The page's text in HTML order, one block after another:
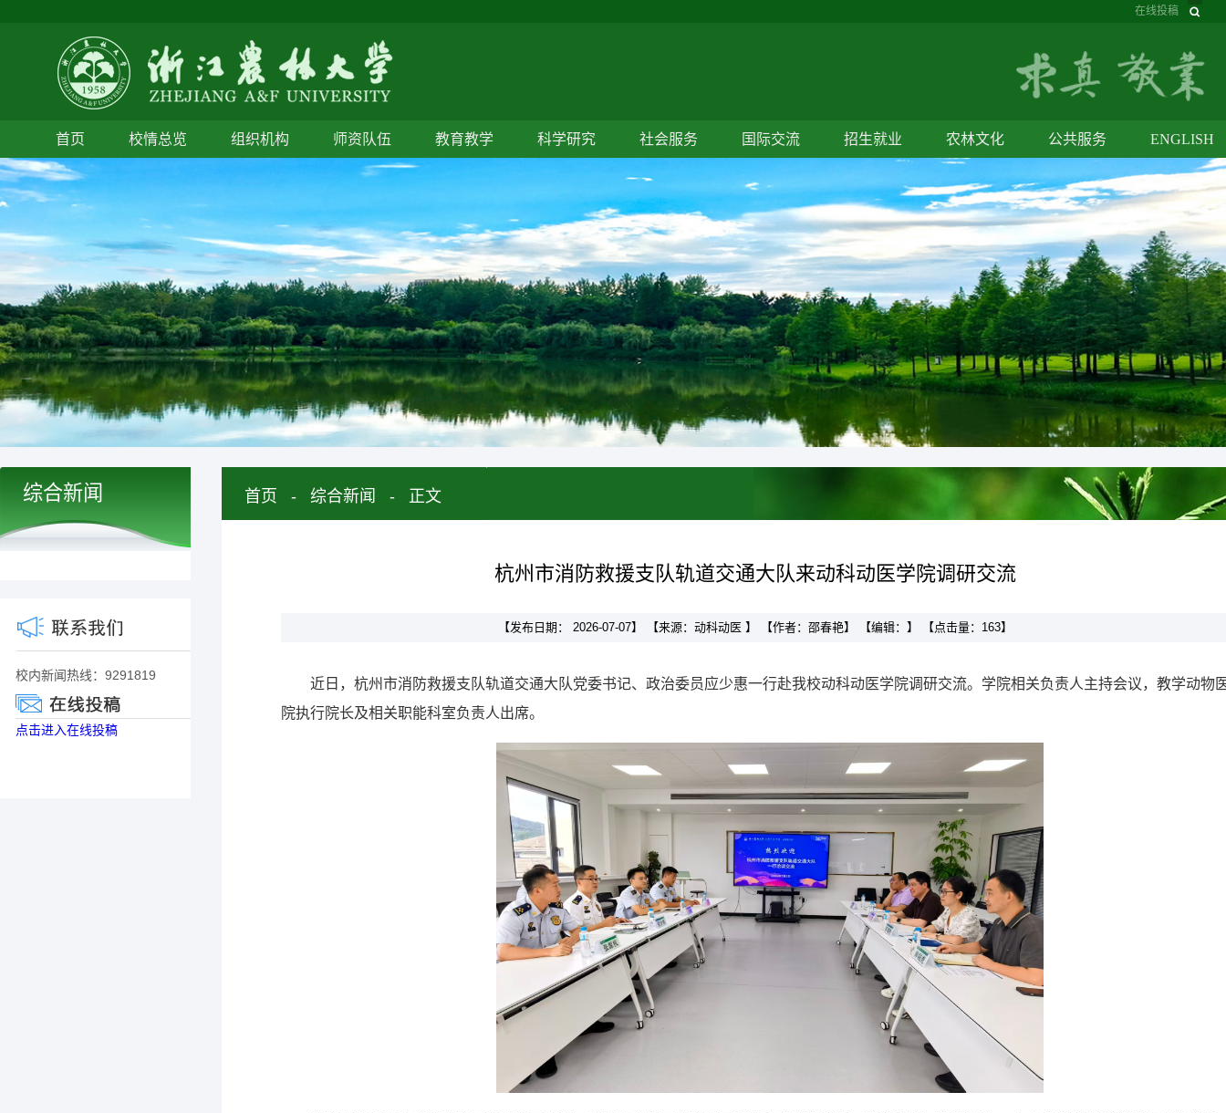
在线投稿
首页 校情总览 组织机构 师资队伍 教育教学 科学研究 社会服务 国际交流 招生就业 农林文化 公共服务 ENGLISH
综合新闻
校内新闻热线：9291819
点击进入在线投稿
首页 - 综合新闻 - 正文
杭州市消防救援支队轨道交通大队来动科动医学院调研交流
【发布日期： 2026-07-07】 【来源：动科动医 】 【作者：邵春艳】 【编辑：】 【点击量： 163】
近日，杭州市消防救援支队轨道交通大队党委书记、政治委员应少惠一行赴我校动科动医学院调研交流。学院相关负责人主持会议，教学动物
院执行院长及相关职能科室负责人出席。